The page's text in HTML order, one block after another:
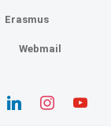
Erasmus
Webmail